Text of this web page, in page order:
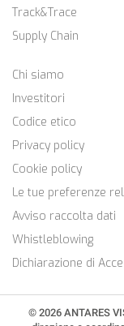
Track&Trace
Supply Chain
Chi siamo
Investitori
Codice etico
Privacy policy
Cookie policy
Le tue preferenze
Avviso raccolta dati
Whistleblowing
Dichiarazione di
© 2026 ANTARES